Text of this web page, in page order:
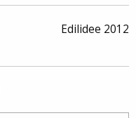
Edilidee 2012